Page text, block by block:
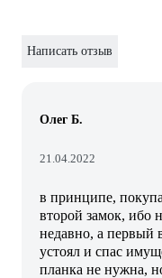
Написать отзыв
Олег Б.
21.04.2022
в принципе,
второй замок, ибо
недавно, а первый
устоял и спас
планка не нужна,